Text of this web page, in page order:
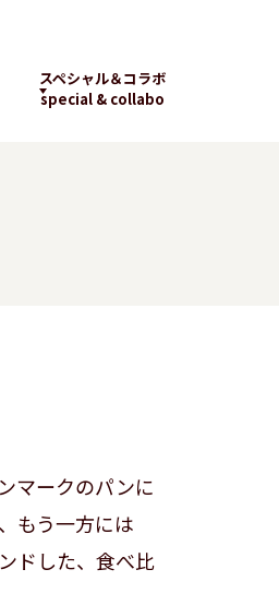
スペシャル＆コラボ
special & collabo
マークのパンに
もう一方には
ドした、食べ比